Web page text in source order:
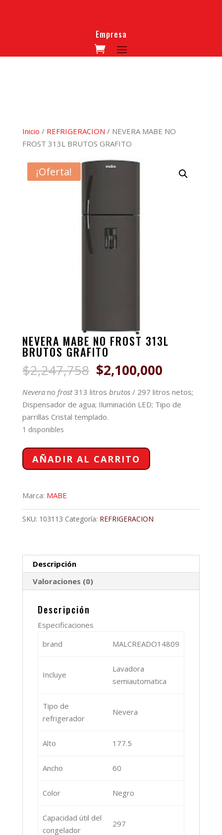
Empresa
Inicio / REFRIGERACION / NEVERA MABE NO
FROST 313L BRUTOS GRAFITO
¡Oferta!
NEVERA MABE NO FROST 313L
BRUTOS GRAFITO
$2,247,758 El
precio
original
era:
$2,247,758.
$2,100,000El
actual
es:
Neverano frost313 litros brutos/ 297 litros netos;
Dispensador de agua; Iluminación LED; Tipo de
parrillas Cristal templado.
1 disponibles
NEVERA
MABE
BRUTOS
AÑADIR AL CARRITO
Marca: MABE
SKU: 103113 Categoría: REFRIGERACION
Descripción
Valoraciones (0)
Descripción
Especificaciones
brand
MALCREADO14809
Incluye
Lavadora
semiautomatica
Tipo de
refrigerador
Nevera
Alto 177.5
Ancho 60
Color Negro
Capacidad útil del
congelador
297